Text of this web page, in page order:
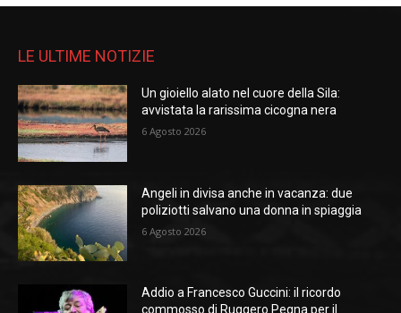
LE ULTIME NOTIZIE
Un gioiello alato nel cuore della Sila:
avvistata la rarissima cicogna nera
6 Agosto 2026
Angeli in divisa anche in vacanza: due
poliziotti salvano una donna in spiaggia
6 Agosto 2026
Addio a Francesco Guccini: il ricordo
commosso di Ruggero Pegna per il